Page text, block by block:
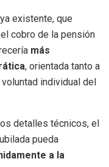
existente, que
cobro de la pensión
más
, orientada tanto a
individual del
detalles técnicos, el
pueda
a la